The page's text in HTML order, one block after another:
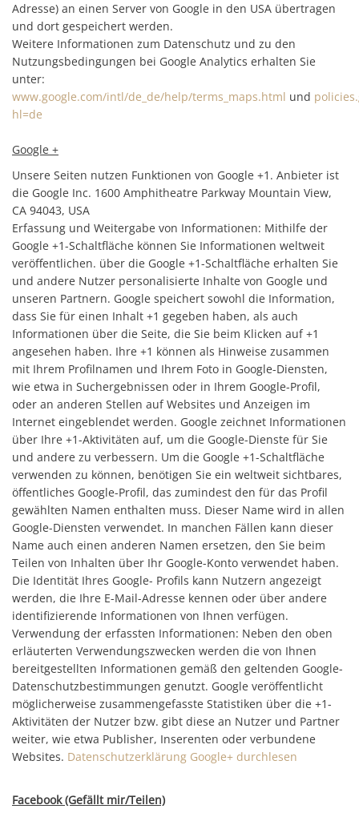
Adresse) an einen Server von Google in den USA übertragen
und dort gespeichert werden.
Weitere Informationen zum Datenschutz und zu den
Nutzungsbedingungen bei Google Analytics erhalten Sie
unter:
www.google.com/intl/de_de/help/terms_maps.html und
hl=de
Google +
Unsere Seiten nutzen Funktionen von Google +1. Anbieter ist
die Google Inc. 1600 Amphitheatre Parkway Mountain View,
CA 94043, USA
Erfassung und Weitergabe von Informationen: Mithilfe der
Google +1-Schaltfläche können Sie Informationen weltweit
veröffentlichen. über die Google +1-Schaltfläche erhalten Sie
und andere Nutzer personalisierte Inhalte von Google und
unseren Partnern. Google speichert sowohl die Information,
dass Sie für einen Inhalt +1 gegeben haben, als auch
Informationen über die Seite, die Sie beim Klicken auf +1
angesehen haben. Ihre +1 können als Hinweise zusammen
mit Ihrem Profilnamen und Ihrem Foto in Google-Diensten,
wie etwa in Suchergebnissen oder in Ihrem Google-Profil,
oder an anderen Stellen auf Websites und Anzeigen im
Internet eingeblendet werden. Google zeichnet Informationen
über Ihre +1-Aktivitäten auf, um die Google-Dienste für Sie
und andere zu verbessern. Um die Google +1-Schaltfläche
verwenden zu können, benötigen Sie ein weltweit sichtbares,
öffentliches Google-Profil, das zumindest den für das Profil
gewählten Namen enthalten muss. Dieser Name wird in allen
Google-Diensten verwendet. In manchen Fällen kann dieser
Name auch einen anderen Namen ersetzen, den Sie beim
Teilen von Inhalten über Ihr Google-Konto verwendet haben.
Die Identität Ihres Google- Profils kann Nutzern angezeigt
werden, die Ihre E-Mail-Adresse kennen oder über andere
identifizierende Informationen von Ihnen verfügen.
Verwendung der erfassten Informationen: Neben den oben
erläuterten Verwendungszwecken werden die von Ihnen
bereitgestellten Informationen gemäß den geltenden Google-
Datenschutzbestimmungen genutzt. Google veröffentlicht
möglicherweise zusammengefasste Statistiken über die +1-
Aktivitäten der Nutzer bzw. gibt diese an Nutzer und Partner
weiter, wie etwa Publisher, Inserenten oder verbundene
Websites. Datenschutzerklärung Google+ durchlesen
Facebook (Gefällt mir/Teilen)